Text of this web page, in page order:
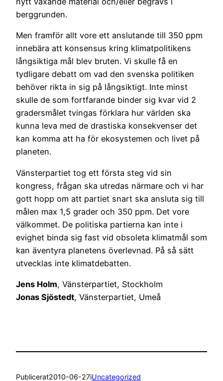
berggrunden.
Men framför allt vore ett anslutande till 350 ppm
innebära att konsensus kring klimatpolitikens
långsiktiga mål blev bruten. Vi skulle få en
tydligare debatt om vad den svenska politiken
behöver rikta in sig på långsiktigt. Inte minst
skulle de som fortfarande binder sig kvar vid 2
gradersmålet tvingas förklara hur världen ska
kunna leva med de drastiska konsekvenser det
kan komma att ha för ekosystemen och livet på
planeten.
Vänsterpartiet tog ett första steg vid sin
kongress, frågan ska utredas närmare och vi har
gott hopp om att partiet snart ska ansluta sig till
målen max 1,5 grader och 350 ppm. Det vore
välkommet. De politiska partierna kan inte i
evighet binda sig fast vid obsoleta klimatmål som
kan äventyra planetens överlevnad. På så sätt
utvecklas inte klimatdebatten.
Jens Holm, Vänsterpartiet, Stockholm
Jonas Sjöstedt, Vänsterpartiet, Umeå
Publicerat2010-06-27iUncategorized